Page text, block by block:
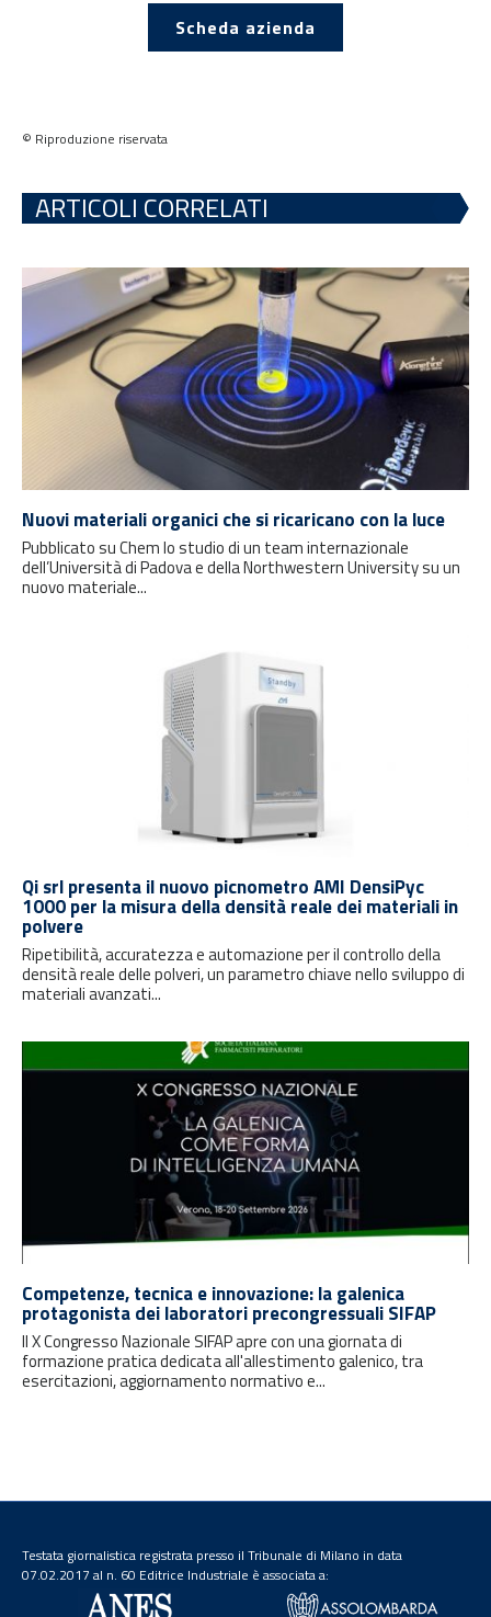
Scheda azienda
© Riproduzione riservata
ARTICOLI CORRELATI
Nuovi materiali organici che si ricaricano con la luce
Pubblicato su Chem lo studio di un team internazionale
dell’Università di Padova e della Northwestern University su un
nuovo materiale...
Qi srl presenta il nuovo picnometro AMI DensiPyc
1000 per la misura della densità reale dei materiali in
polvere
Ripetibilità, accuratezza e automazione per il controllo della
densità reale delle polveri, un parametro chiave nello sviluppo di
materiali avanzati...
Competenze, tecnica e innovazione: la galenica
protagonista dei laboratori precongressuali SIFAP
Il X Congresso Nazionale SIFAP apre con una giornata di
formazione pratica dedicata all'allestimento galenico, tra
esercitazioni, aggiornamento normativo e...
Testata giornalistica registrata presso il Tribunale di Milano in data
07.02.2017 al n. 60 Editrice Industriale è associata a: